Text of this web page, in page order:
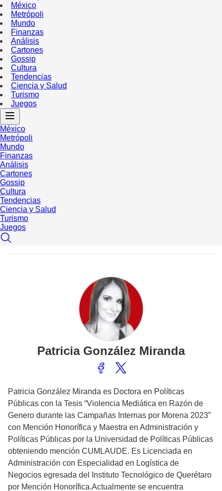
México
Metrópoli
Mundo
Finanzas
Análisis
Cartones
Gossip
Cultura
Tendencias
Ciencia y Salud
Turismo
Juegos
México
Metrópoli
Mundo
Finanzas
Análisis
Cartones
Gossip
Cultura
Tendencias
Ciencia y Salud
Turismo
Juegos
Patricia González Miranda
Patricia González Miranda es Doctora en Políticas
Públicas con la Tesis “Violencia Mediática en Razón de
Genero durante las Campañas Internas por Morena 2023”
con Mención Honorífica y Maestra en Administración y
Políticas Públicas por la Universidad de Políticas Públicas
obteniendo mención CUMLAUDE. Es Licenciada en
Administración con Especialidad en Logística de
Negocios egresada del Instituto Tecnológico de Querétaro
por Mención Honorífica.Actualmente se encuentra